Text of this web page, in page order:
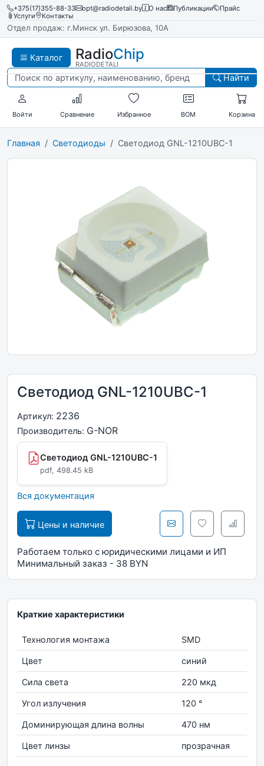
+375(17)355-88-33 opt@radiodetali.by О нас Публикации
Прайс
Услуги
Контакты
Отдел продаж: г.Минск ул. Бирюзова, 10А
Каталог RadioChip
RADIODETALI
Найти
Войти Сравнение Избранное BOM Корзина
Главная Светодиоды Светодиод GNL-1210UBC-1
Светодиод GNL-1210UBC-1
Артикул: 2236
Производитель: G-NOR
Светодиод GNL-1210UBC-1
pdf, 498.45 kB
Вся документация
Цены и наличие
Работаем только с юридическими лицами и ИП
Минимальный заказ - 38 BYN
Краткие характеристики
Технология монтажа SMD
Цвет синий
Сила света 220 мкд
Угол излучения 120 °
Доминирующая длина волны 470 нм
Цвет линзы прозрачная